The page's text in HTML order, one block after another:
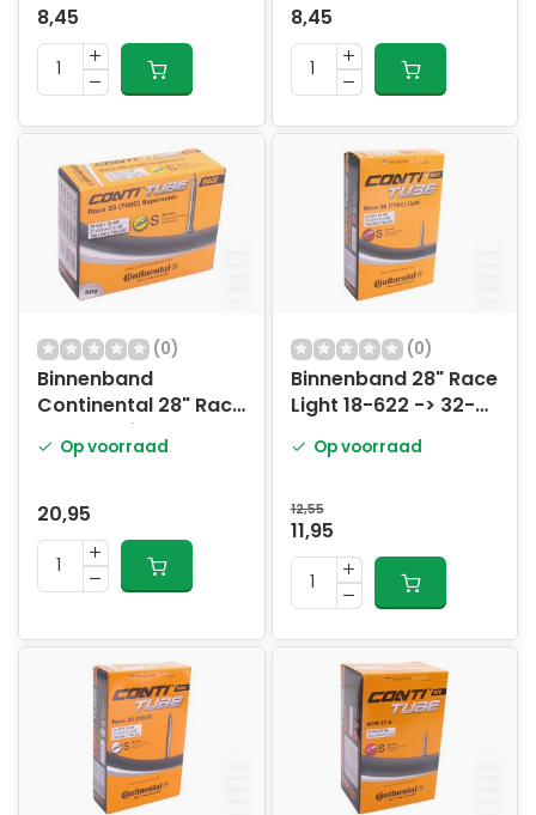
8,45
8,45
(0)
Binnenband
Continental 28" Race
Supersonic 18-622 ->
25-630 - SV60mm
Op voorraad
20,95
(0)
Binnenband 28" Race
Light 18-622 -> 32-
ventiel
Op voorraad
12,55
11,95